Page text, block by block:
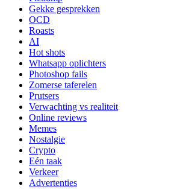
Gekke gesprekken
OCD
Roasts
AI
Hot shots
Whatsapp oplichters
Photoshop fails
Zomerse taferelen
Prutsers
Verwachting vs realiteit
Online reviews
Memes
Nostalgie
Crypto
Eén taak
Verkeer
Advertenties